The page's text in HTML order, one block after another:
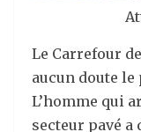
Le Carrefour
aucun doute le
L’homme qui
secteur pavé a